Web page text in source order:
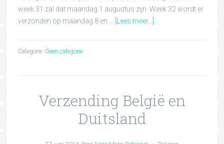
week 31 zal dat maandag 1 augustus zijn. Week 32 wordt er
verzonden op maandag 8 en …
[Lees meer...]
Categorie: Geen categorie
Verzending België en
Duitsland